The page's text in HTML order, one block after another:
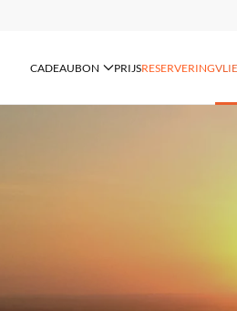
CADEAUBON PRIJSRESERVERING